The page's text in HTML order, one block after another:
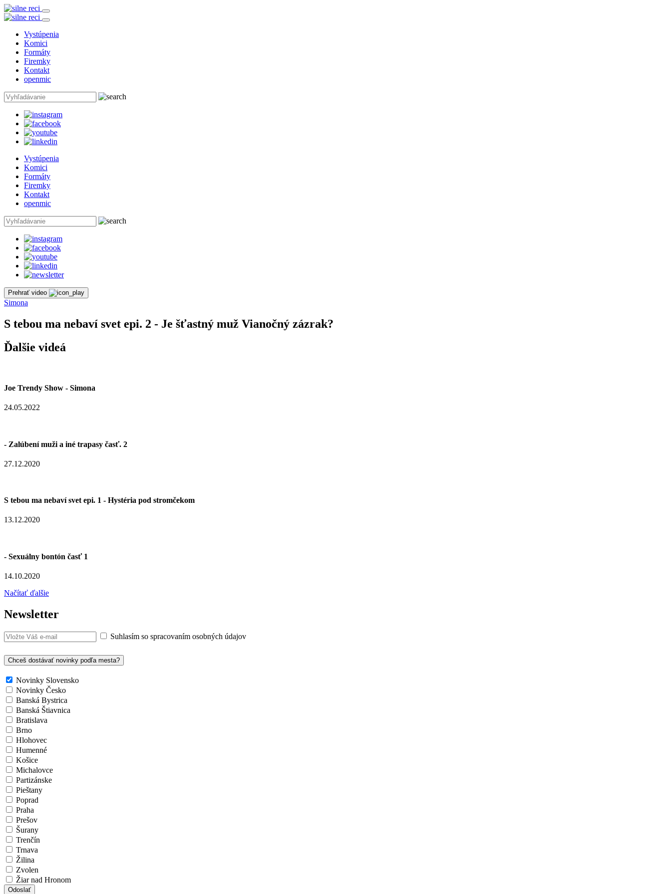
Vystúpenia
Komici
Formáty
Firemky
Kontakt
openmic
Vystúpenia
Komici
Formáty
Firemky
Kontakt
openmic
Prehrať video
Simona
S tebou ma nebaví svet epi. 2 - Je šťastný muž Vianočný zázrak?
Ďalšie videá
Joe Trendy Show - Simona
24.05.2022
- Zalúbení muži a iné trapasy časť. 2
27.12.2020
S tebou ma nebaví svet epi. 1 - Hystéria pod stromčekom
13.12.2020
- Sexuálny bontón časť 1
14.10.2020
Načítať ďalšie
Newsletter
Suhlasím so spracovaním osobných údajov
Chceš dostávať novinky podľa mesta?
Novinky Slovensko
Novinky Česko
Banská Bystrica
Banská Štiavnica
Bratislava
Brno
Hlohovec
Humenné
Košice
Michalovce
Partizánske
Pieštany
Poprad
Praha
Prešov
Šurany
Trenčín
Trnava
Žilina
Zvolen
Žiar nad Hronom
Odoslať